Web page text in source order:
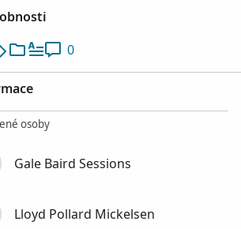
of Eliza Jane Baird Sessions
0
osoby
Gale Baird Sessions
Lloyd Pollard Mickelsen